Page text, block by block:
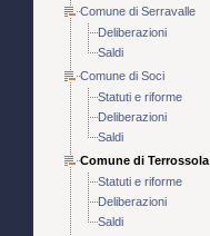
Comune di Serravalle
Deliberazioni
Saldi
Comune di Soci
Statuti e riforme
Deliberazioni
Saldi
Comune di Terrossola
Statuti e riforme
Deliberazioni
Saldi